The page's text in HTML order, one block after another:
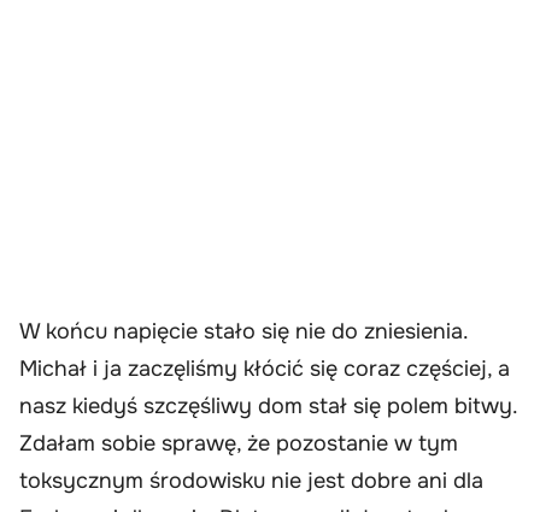
W końcu napięcie stało się nie do zniesienia.
Michał i ja zaczęliśmy kłócić się coraz częściej, a
nasz kiedyś szczęśliwy dom stał się polem bitwy.
Zdałam sobie sprawę, że pozostanie w tym
toksycznym środowisku nie jest dobre ani dla